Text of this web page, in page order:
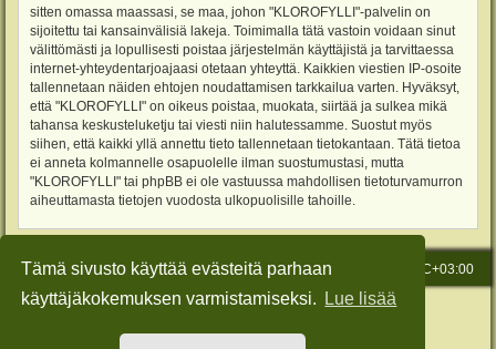
Tämä sivusto käyttää evästeitä parhaan
käyttäjäkokemuksen varmistamiseksi.
Lue lisää
sitten omassa maassasi, se maa, johon "KLOROFYLLI"-palvelin on
sijoitettu tai kansainvälisiä lakeja. Toimimalla tätä vastoin voidaan sinut
välittömästi ja lopullisesti poistaa järjestelmän käyttäjistä ja tarvittaessa
internet-yhteydentarjoajaasi otetaan yhteyttä. Kaikkien viestien IP-osoite
tallennetaan näiden ehtojen noudattamisen tarkkailua varten. Hyväksyt,
että "KLOROFYLLI" on oikeus poistaa, muokata, siirtää ja sulkea mikä
tahansa keskusteluketju tai viesti niin halutessamme. Suostut myös
siihen, että kaikki yllä annettu tieto tallennetaan tietokantaan. Tätä tietoa
ei anneta kolmannelle osapuolelle ilman suostumustasi, mutta
"KLOROFYLLI" tai phpBB ei ole vastuussa mahdollisen tietoturvamurron
aiheuttamasta tietojen vuodosta ulkopuolisille tahoille.
Etusivu Kaikki ajat ovat UTC+03:00
Viesti Ylläpidolle
Keskustelufoorumin ohjelmistophpBB® Forum Software © phpBB Limited